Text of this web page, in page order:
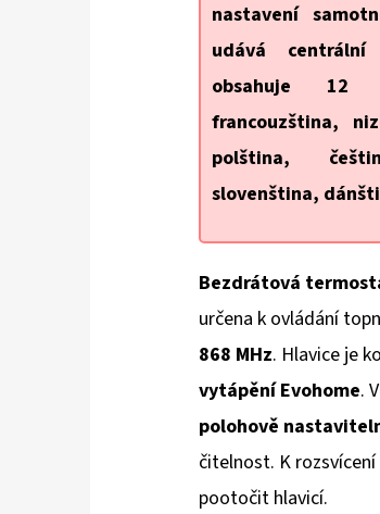
nastavení
udává centrální
obsahuje 12
francouzština,
polština,
slovenština,
Bezdrátová
určena k ovládání
868 MHz. Hlavice je
vytápění Evohome.
polohově
čitelnost. K
pootočit hlavicí.